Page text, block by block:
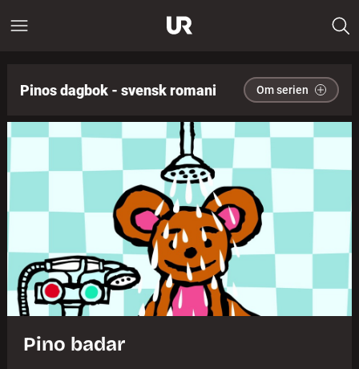
Pinos dagbok - svensk romani Om serien
Pino badar